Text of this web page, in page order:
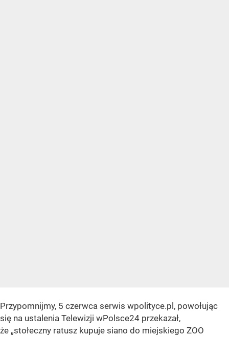
Przypomnijmy, 5 czerwca serwis wpolityce.pl, powołując
się na ustalenia Telewizji wPolsce24 przekazał,
że „stołeczny ratusz kupuje siano do miejskiego ZOO